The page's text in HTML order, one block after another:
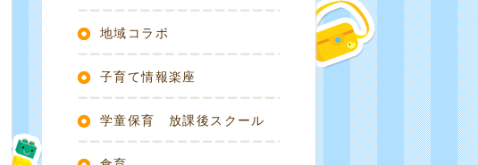
地域コラボ
子育て情報楽座
学童保育 放課後スクール